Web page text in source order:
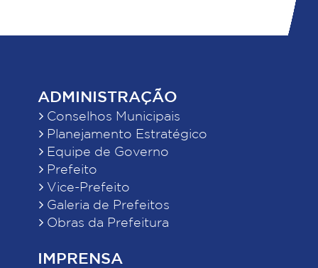
ADMINISTRAÇÃO
Conselhos Municipais
Planejamento Estratégico
Equipe de Governo
Prefeito
Vice-Prefeito
Galeria de Prefeitos
Obras da Prefeitura
IMPRENSA